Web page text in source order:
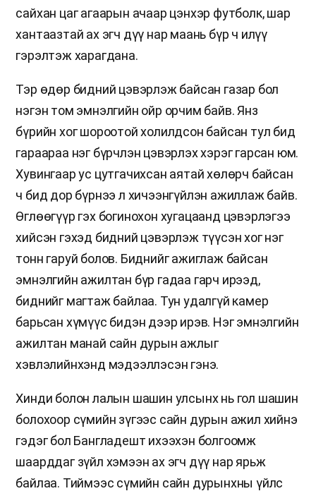
сайхан цаг агаарын ачаар цэнхэр футболк, шар
хантаазтай ах эгч дүү нар маань бүр ч илүү
гэрэлтэж харагдана.
Тэр өдөр бидний цэвэрлэж байсан газар бол
нэгэн том эмнэлгийн ойр орчим байв. Янз
бүрийн хог шороотой холилдсон байсан тул бид
гараараа нэг бүрчлэн цэвэрлэх хэрэг гарсан юм.
Хувингаар ус цутгачихсан аятай хөлөрч байсан
ч бид дор бүрнээ л хичээнгүйлэн ажиллаж байв.
Өглөөгүүр гэх богинохон хугацаанд цэвэрлэгээ
хийсэн гэхэд бидний цэвэрлэж түүсэн хог нэг
тонн гаруй болов. Биднийг ажиглаж байсан
эмнэлгийн ажилтан бүр гадаа гарч ирээд,
биднийг магтаж байлаа. Тун удалгүй камер
барьсан хүмүүс бидэн дээр ирэв. Нэг эмнэлгийн
ажилтан манай сайн дурын ажлыг
хэвлэлийнхэнд мэдээллэсэн гэнэ.
Хинди болон лалын шашин улсынх нь гол шашин
болохоор сүмийн зүгээс сайн дурын ажил хийнэ
гэдэг бол Бангладешт ихээхэн болгоомж
шаарддаг зүйл хэмээн ах эгч дүү нар ярьж
байлаа. Тиймээс сүмийн сайн дурынхны үйлс